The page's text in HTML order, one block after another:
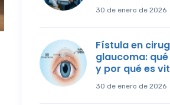
30 de enero de 2026
Fístula en
glaucoma:
y por qué es
30 de enero de 2026